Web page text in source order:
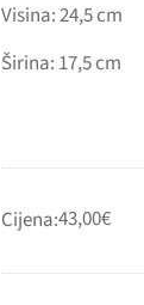
Visina: 24,5 cm
Širina: 17,5 cm
Cijena:43,00€